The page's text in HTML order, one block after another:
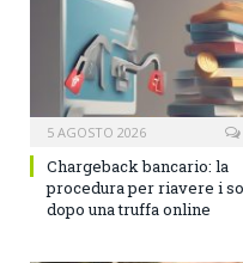
5 AGOSTO 2026
Chargeback bancario: la
procedura per riavere i
dopo una truffa online